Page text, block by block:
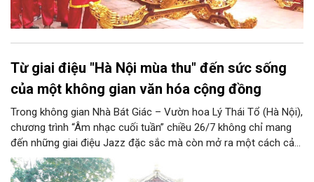
Từ giai điệu "Hà Nội mùa thu" đến sức sống
của một không gian văn hóa cộng đồng
Trong không gian Nhà Bát Giác – Vườn hoa Lý Thái Tổ (Hà Nội),
chương trình “Âm nhạc cuối tuần” chiều 26/7 không chỉ mang
đến những giai điệu Jazz đặc sắc mà còn mở ra một cách cảm
nhận mới về Hà Nội. Điểm nhấn của chương trình là ca khúc “Hà
Nội mùa thu” của nhạc sĩ Vũ Thanh đã đưa hình ảnh Thủ đô